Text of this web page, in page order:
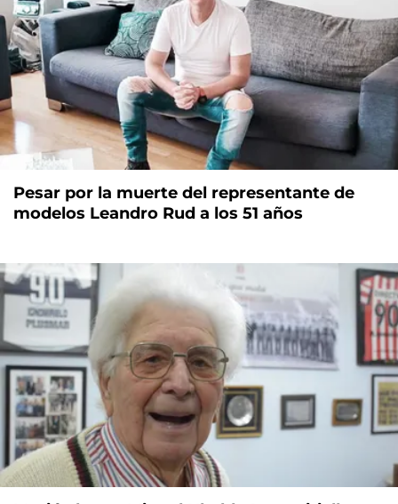
Pesar por la muerte del representante de
modelos Leandro Rud a los 51 años